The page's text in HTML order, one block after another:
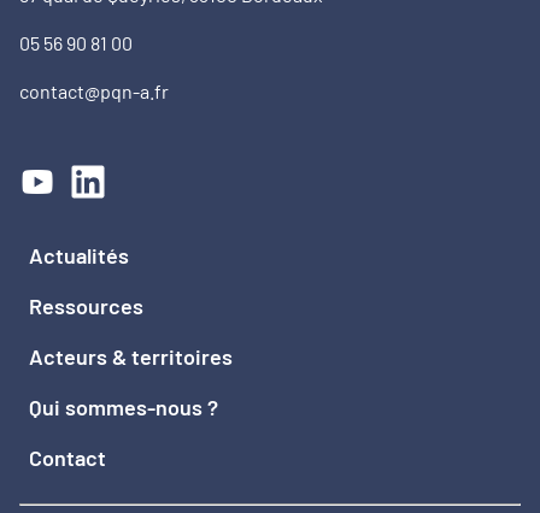
05 56 90 81 00
contact@pqn-a.fr
Actualités
Ressources
Acteurs & territoires
Qui sommes-nous ?
Contact